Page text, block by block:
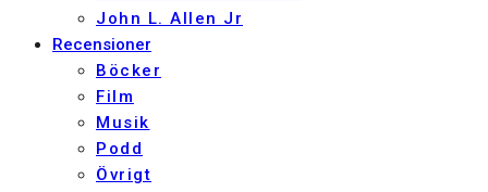
John L. Allen Jr
Recensioner
Böcker
Film
Musik
Podd
Övrigt